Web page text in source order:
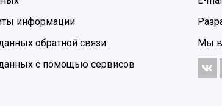
информации
обратной связи
с помощью сервисов
Мы в